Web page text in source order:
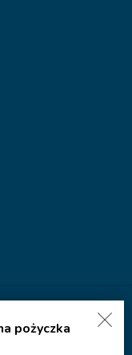
pożyczka